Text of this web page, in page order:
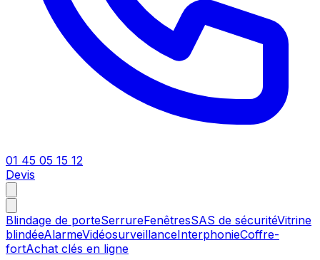
01 45 05 15 12
Devis
Blindage de porteSerrureFenêtresSAS de sécuritéVitrine
blindéeAlarmeVidéosurveillanceInterphonieCoffre-
fortAchat clés en ligne